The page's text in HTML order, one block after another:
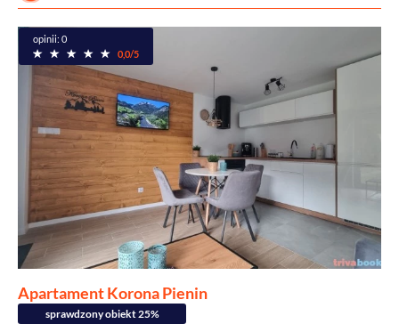
opinii: 0
0,0/5
Apartament Korona Pienin
sprawdzony obiekt 25%